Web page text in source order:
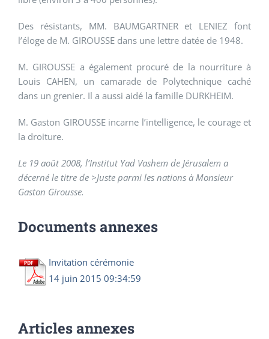
Des résistants, MM. BAUMGARTNER et LENIEZ font
l’éloge de M. GIROUSSE dans une lettre datée de 1948.
M. GIROUSSE a également procuré de la nourriture à
Louis CAHEN, un camarade de Polytechnique caché
dans un grenier. Il a aussi aidé la famille DURKHEIM.
M. Gaston GIROUSSE incarne l’intelligence, le courage et
la droiture.
Le 19 août 2008, l’Institut Yad Vashem de Jérusalem a
décerné le titre de >Juste parmi les nations à Monsieur
Gaston Girousse.
Documents annexes
Invitation cérémonie
14 juin 2015 09:34:59
Articles annexes